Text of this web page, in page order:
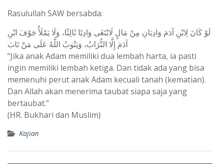
Rasulullah SAW bersabda:
لَوْ كَانَ لِابْنِ آدَمَ وَادِيَانِ مِنْ مَالٍ لَابْتَغَى وَادِيًا ثَالِثًا، وَلَا يَمْلَأُ جَوْفَ ابْنِ
آدَمَ إِلَّا التُّرَابُ، وَيَتُوبُ اللَّهُ عَلَى مَنْ تَابَ
“Jika anak Adam memiliki dua lembah harta, ia pasti
ingin memiliki lembah ketiga. Dan tidak ada yang bisa
memenuhi perut anak Adam kecuali tanah (kematian).
Dan Allah akan menerima taubat siapa saja yang
bertaubat.”
(HR. Bukhari dan Muslim)
Kajian